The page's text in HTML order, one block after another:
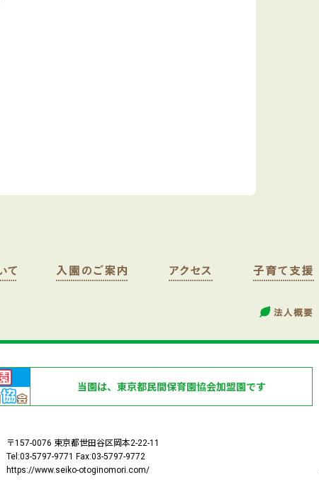
当園は、東京都民間保育園協会加盟園です
〒157-0076 東京都世田谷区岡本2-22-11
Tel:03-5797-9771 Fax:03-5797-9772
https://www.seiko-otoginomori.com/